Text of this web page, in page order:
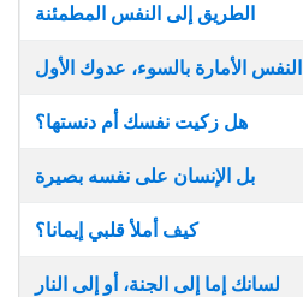
الطريق إلى النفس المطمئنة
النفس الأمارة بالسوء، عدوك الأول
هل زكيت نفسك أم دنستها؟
بل الإنسان على نفسه بصيرة
كيف أملأ قلبي إيمانا؟
لسانك إما إلى الجنة، أو إلى النار